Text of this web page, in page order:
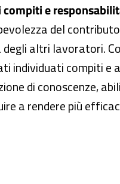
e
del
altri lavoratori.
individuati compiti
di conoscenze,
a rendere più